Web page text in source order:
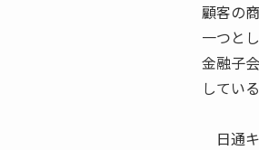
顧客の
一つと
金融子
している
（石
日通